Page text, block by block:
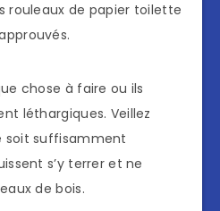
rouleaux de papier toilette
chose à faire ou ils
léthargiques. Veillez
soit suffisamment
s’y terrer et ne
de bois.